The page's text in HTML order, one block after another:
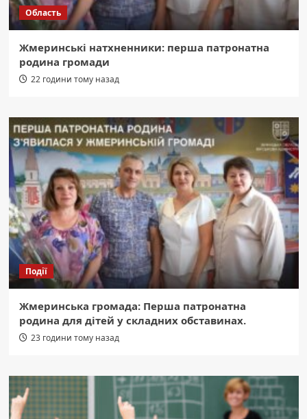
Область
Жмеринські натхненники: перша патронатна
родина громади
22 години тому назад
Події
Жмеринська громада: Перша патронатна
родина для дітей у складних обставинах.
23 години тому назад